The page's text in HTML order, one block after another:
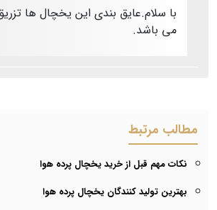
با سلام.عایق بندی این یخچال ها
می باشد.
مطالب مرتبط
نکات مهم قبل از خرید یخچال پرده هوا
بهترین تولید کنندگان یخچال پرده هوا